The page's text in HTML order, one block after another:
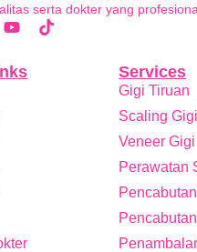
serta dokter yang
Services
Gigi Tiruan
Scaling Gigi
Veneer Gigi
Perawatan